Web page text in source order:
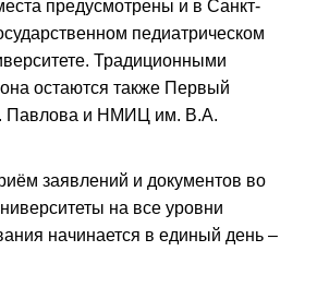
предусмотрены и в Санкт-
педиатрическом
Традиционными
остаются также Первый
и НМИЦ им. В.А.
заявлений и документов во
на все уровни
начинается в единый день –